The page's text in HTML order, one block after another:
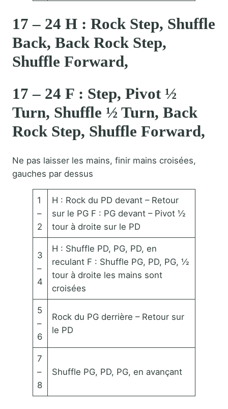
17 – 24 H : Rock Step, Shuffle
Back, Back Rock Step,
Shuffle Forward,
17 – 24 F : Step, Pivot ½
Turn, Shuffle ½ Turn, Back
Rock Step, Shuffle Forward,
Ne pas laisser les mains, finir mains croisées,
gauches par dessus
1
–
2
H : Rock du PD devant – Retour
sur le PG F : PG devant – Pivot ½
tour à droite sur le PD
3
–
4
H : Shuffle PD, PG, PD, en
reculant F : Shuffle PG, PD, PG, ½
tour à droite les mains sont
croisées
5
–
6
Rock du PG derrière – Retour sur
le PD
7
–
8
Shuffle PG, PD, PG, en avançant